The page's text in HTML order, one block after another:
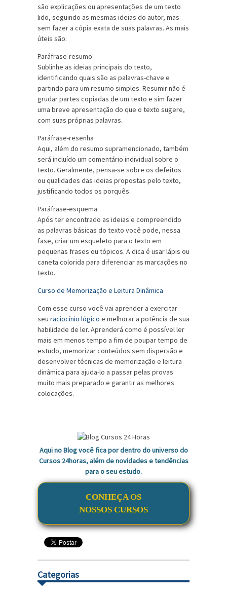
são explicações ou apresentações de um texto
lido, seguindo as mesmas ideias do autor, mas
sem fazer a cópia exata de suas palavras. As mais
úteis são:
Paráfrase-resumo
Sublinhe as ideias principais do texto,
identificando quais são as palavras-chave e
partindo para um resumo simples. Resumir não é
grudar partes copiadas de um texto e sim fazer
uma breve apresentação do que o texto sugere,
com suas próprias palavras.
Paráfrase-resenha
Aqui, além do resumo supramencionado, também
será incluído um comentário individual sobre o
texto. Geralmente, pensa-se sobre os defeitos
ou qualidades das ideias propostas pelo texto,
justificando todos os porquês.
Paráfrase-esquema
Após ter encontrado as ideias e compreendido
as palavras básicas do texto você pode, nessa
fase, criar um esqueleto para o texto em
pequenas frases ou tópicos. A dica é usar lápis ou
caneta colorida para diferenciar as marcações no
texto.
Curso de Memorização e Leitura Dinâmica
Com esse curso você vai aprender a exercitar
seu raciocínio lógico e melhorar a potência de sua
habilidade de ler. Aprenderá como é possível ler
mais em menos tempo a fim de poupar tempo de
estudo, memorizar conteúdos sem dispersão e
desenvolver técnicas de memorização e leitura
dinâmica para ajuda-lo a passar pelas provas
muito mais preparado e garantir as melhores
colocações.
Aqui no Blog você fica por dentro do universo do
Cursos 24horas, além de novidades e tendências
para o seu estudo.
CONHEÇA OS
NOSSOS CURSOS
Categorias